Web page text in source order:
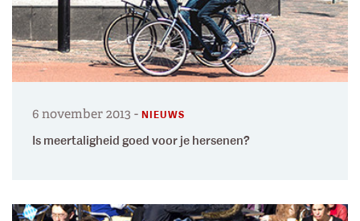
6 november 2013 - NIEUWS
Is meertaligheid goed voor je hersenen?